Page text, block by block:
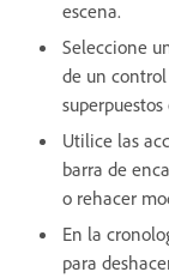
escena.
Seleccione
de un
Utilice las
barra de
o rehacer
En la
para